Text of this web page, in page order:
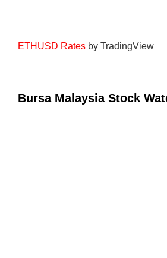
ETHUSD Rates by TradingView
Bursa Malaysia Stock